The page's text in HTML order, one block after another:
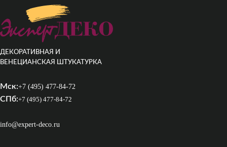
ДЕКОРАТИВНАЯ И
ВЕНЕЦИАНСКАЯ ШТУКАТУРКА
Мск:+7 (495) 477-84-72
СПб:+7 (495) 477-84-72
info@expert-deco.ru